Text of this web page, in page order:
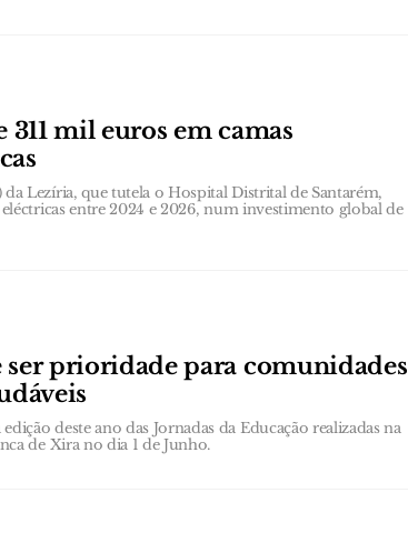
mil euros em camas
da Lezíria, que tutela o Hospital Distrital de Santarém,
entre 2024 e 2026, num investimento global de
ser prioridade para comunidades
deste ano das Jornadas da Educação realizadas na
de Xira no dia 1 de Junho.